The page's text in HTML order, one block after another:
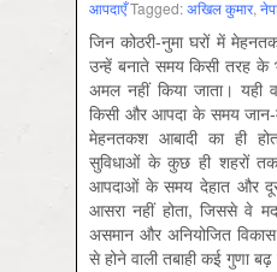
आपदाएँTagged:अखिल कुमार,
जिन कोठरी-नुमा घरों में
उन्हें बनाते समय किसी तरह के
अमल नहीं किया जाता। यही
किसी और आपदा के समय
मेहनतकश आबादी का ही
सुविधाओं के कुछ ही शहरों
आपदाओं के समय देहात और
आसरा नहीं होता, जिससे वे
असमान और अनियोजित
से होने वाली तबाही कई गुणा बढ़